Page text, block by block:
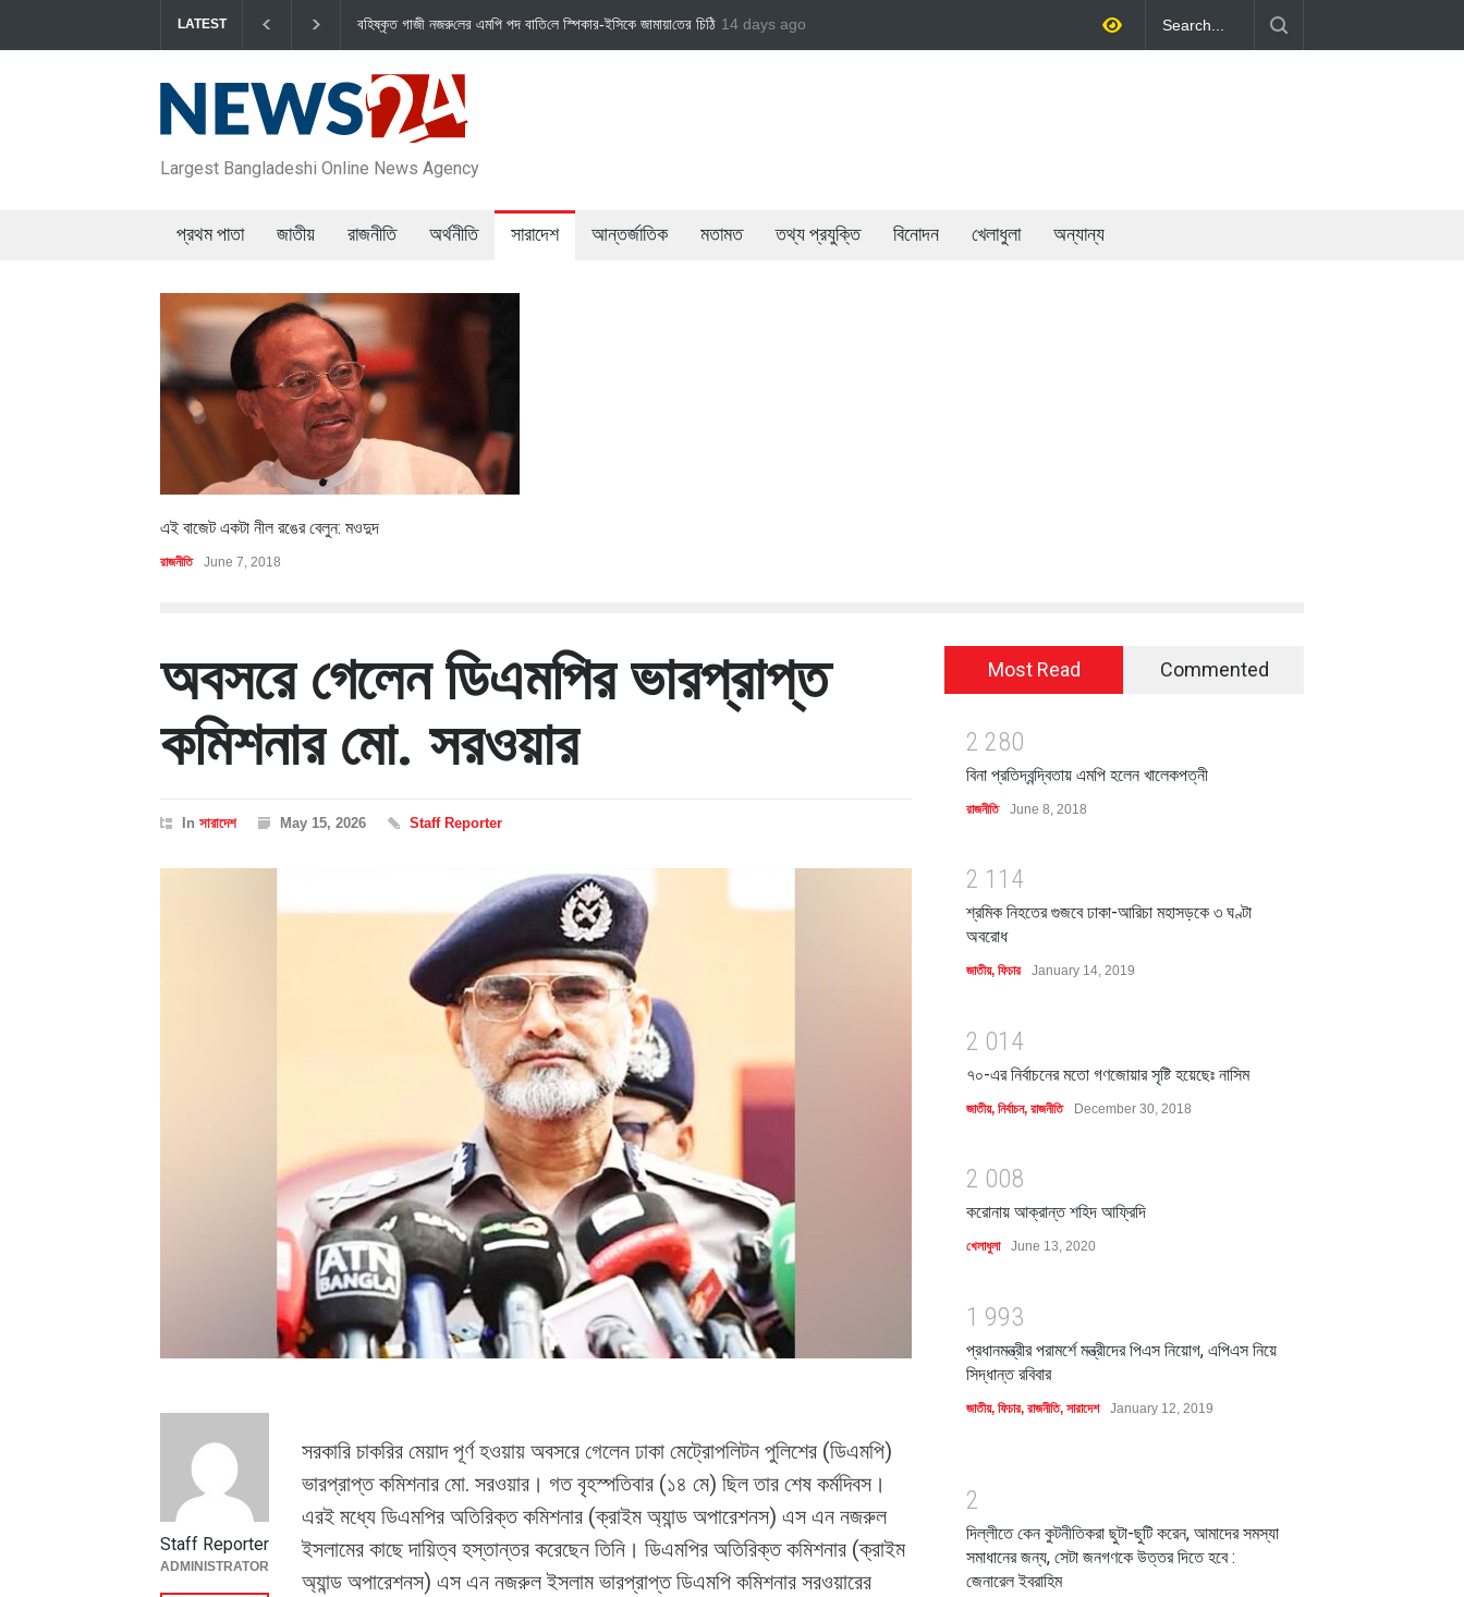
LATESTবহিষ্কৃত গাজী নজরু‌লের এম‌পি পদ বা‌তি‌লে স্পিকার-ইসিকে জামায়া‌তের চি‌ঠি জামায়াত এমপি গাজী নজরুল ইসলামকে দল থেকে বহিষ্কার বেসরকারি খাতের গতিশীলতায় অর্থনীতি গড়ে তোলাই সরকারের মূল লক্ষ্য: প্রধানমন্ত্রী
14 days ago
Largest Bangladeshi Online News Agency
প্রথম পাতা জাতীয় রাজনীতি অর্থনীতি সারাদেশ আন্তর্জাতিক মতামত তথ্য প্রযুক্তি বিনোদন খেলাধুলা অন্যান্য
এই বাজেট একটা নীল রঙের বেলুন: মওদুদ
রাজনীতি June 7, 2018
অবসরে গেলেন ডিএমপির ভারপ্রাপ্ত
কমিশনার মো. সরওয়ার
In সারাদেশ May 15, 2026 Staff Reporter
সরকারি চাকরির মেয়াদ পূর্ণ হওয়ায় অবসরে গেলেন ঢাকা মেট্রোপলিটন পুলিশের (ডিএমপি)
ভারপ্রাপ্ত কমিশনার মো. সরওয়ার। গত বৃহস্পতিবার (১৪ মে) ছিল তার শেষ কর্মদিবস।
এরই মধ্যে ডিএমপির অতিরিক্ত কমিশনার (ক্রাইম অ্যান্ড অপারেশনস) এস এন নজরুল
ইসলামের কাছে দায়িত্ব হস্তান্তর করেছেন তিনি। ডিএমপির অতিরিক্ত কমিশনার (ক্রাইম
অ্যান্ড অপারেশনস) এস এন নজরুল ইসলাম ভারপ্রাপ্ত ডিএমপি কমিশনার সরওয়ারের
Staff Reporter
ADMINISTRATOR
Most Read Commented
2 280
বিনা প্রতিদ্বন্দ্বিতায় এমপি হলেন খালেকপত্নী
রাজনীতি June 8, 2018
2 1 1 4
শ্রমিক নিহতের গুজবে ঢাকা-আরিচা মহাসড়কে ৩ ঘণ্টা
অবরোধ
জাতীয়, ফিচার January 14, 2019
2 01 4
৭০-এর নির্বাচনের মতো গণজোয়ার সৃষ্টি হয়েছেঃ নাসিম
জাতীয়, নির্বাচন, রাজনীতি December 30, 2018
2 008
করোনায় আক্রান্ত শহিদ আফ্রিদি
খেলাধুলা June 13, 2020
1 993
প্রধানমন্ত্রীর পরামর্শে মন্ত্রীদের পিএস নিয়োগ, এপিএস নিয়ে
সিদ্ধান্ত রবিবার
জাতীয়, ফিচার, রাজনীতি, সারাদেশ January 12, 2019
2
দিল্লীতে কেন কুটনীতিকরা ছুটা-ছুটি করেন, আমাদের সমস্যা
সমাধানের জন্য, সেটা জনগণকে উত্তর দিতে হবে :
জেনারেল ইবরাহিম